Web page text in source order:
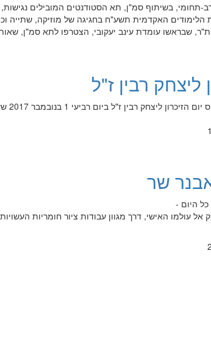
תחומי, בשיתוף סמ"ן, תא הסטודנטים המובילים נגישות,
שנת הלימודים האקדמית תשע"ח בחגיגה של מוזיקה, שתייה
שבראשו עומדת עינב יעקובי, הצטרפו לתא סמ"ן,
ליצחק רבין ז"ל
שר
עולמו האישי, דרך מגוון עבודות ציור חומריות